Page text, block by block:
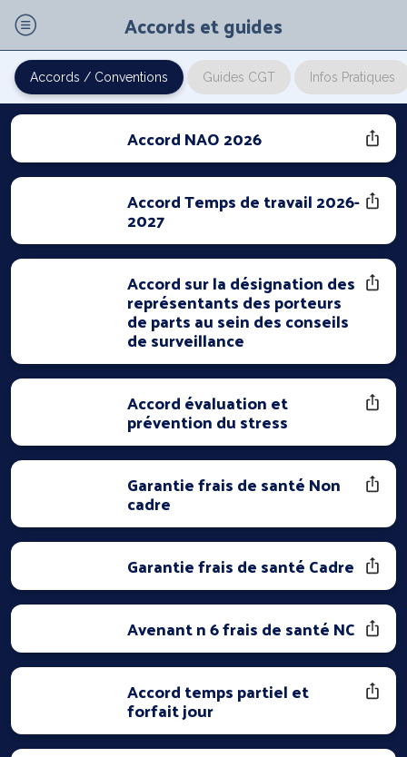
Accords et guides
Accords / Conventions Guides CGT Infos Pratiques
Accord NAO 2026
Accord Temps de travail 2026-
2027
Accord sur la désignation des
représentants des porteurs
de parts au sein des conseils
de surveillance
Accord évaluation et
prévention du stress
Garantie frais de santé Non
cadre
Garantie frais de santé Cadre
Avenant n 6 frais de santé NC
Accord temps partiel et
forfait jour